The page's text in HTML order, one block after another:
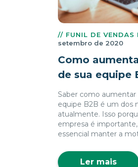
// FUNIL DE VENDAS
setembro de 2020
Como
de sua equipe
Saber como
equipe B2B é um dos
atualmente. Isso
empresa é
essencial manter a
Ler mais